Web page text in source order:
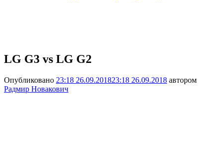
LG G3 vs LG G2
Опубликовано 23:18 26.09.201823:18 26.09.2018 автором
Радмир Новакович